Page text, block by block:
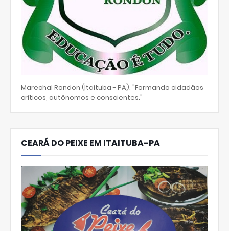
Marechal Rondon (Itaituba - PA). "Formando cidadãos
críticos, autônomos e conscientes."
CEARÁ DO PEIXE EM ITAITUBA-PA